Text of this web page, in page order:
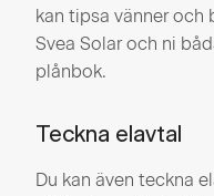
kan tipsa vänner
Svea Solar och ni
plånbok.
Teckna elavtal
Du kan även teckna